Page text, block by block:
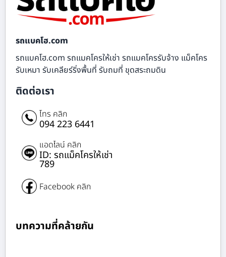
รถแบคโฮ.com
รถแบคโฮ.com รถแมคโครให้เช่า รถแมคโครรับจ้าง แม็คโคร
รับเหมา รับเคลียร์ริ่งพื้นที่ รับถมที่ ขุดสระถมดิน
ติดต่อเรา
โทร คลิก
094 223 6441
แอดไลน์ คลิก
ID: รถแม็คโครให้เช่า
789
Facebook คลิก
บทความที่คล้ายกัน